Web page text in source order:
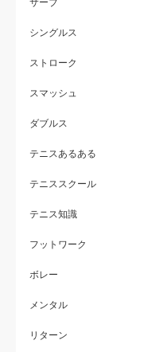
サーブ
シングルス
ストローク
スマッシュ
ダブルス
テニスあるある
テニススクール
テニス知識
フットワーク
ボレー
メンタル
リターン